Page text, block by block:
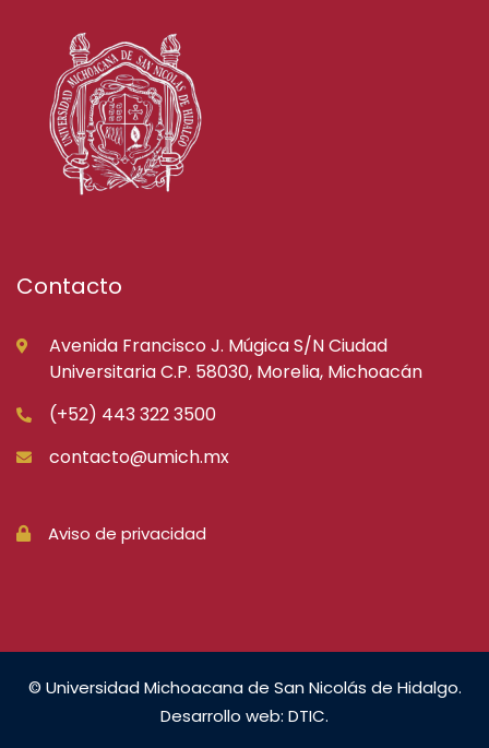
Contacto
Avenida Francisco J. Múgica S/N Ciudad
Universitaria C.P. 58030, Morelia, Michoacán
(+52) 443 322 3500
contacto@umich.mx
Aviso de privacidad
© Universidad Michoacana de San Nicolás de Hidalgo.
Desarrollo web: DTIC.